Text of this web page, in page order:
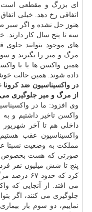
اتفاقی رخ دهد. خیلی
هنوز حل نشده و اگر سیر
سه تا پنج سال کار
های موجود بتوانند
مرگ و میر را بگیرند و
همین واکسن ها یا با
داده شوند. همین حالت
در واکسیناسیون ضد کرونا
از مرگ و میر جلوگیری می
وی افزود: ما در
واکسن تاخیر داشتیم و
واکسیناسیون عقب
مملکت به وضعیت نسبتا
صورتی که هست بخصوص
جلوگیری می کنند، اگر
نماییم، دو سوم بار